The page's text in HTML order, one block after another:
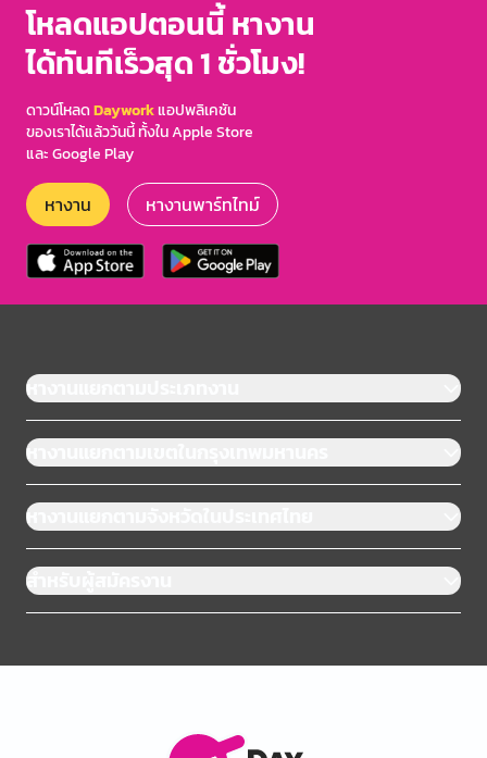
โหลดแอปตอนนี้ หางาน
ได้ทันทีเร็วสุด 1 ชั่วโมง!
ดาวน์โหลดDayworkแอปพลิเคชัน
ของเราได้แล้ววันนี้ ทั้งใน Apple Store
และ Google Play
หางาน หางานพาร์ทไทม์
หางานแยกตามประเภทงาน
หางานแยกตามเขตในกรุงเทพมหานคร
หางานแยกตามจังหวัดในประเทศไทย
สำหรับผู้สมัครงาน